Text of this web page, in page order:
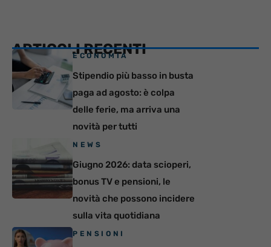
ARTICOLI RECENTI
ECONOMIA
Stipendio più basso in busta
paga ad agosto: è colpa
delle ferie, ma arriva una
novità per tutti
NEWS
Giugno 2026: data scioperi,
bonus TV e pensioni, le
novità che possono incidere
sulla vita quotidiana
PENSIONI